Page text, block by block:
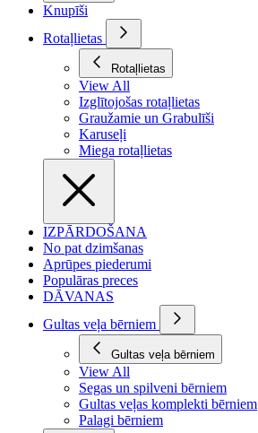
Knupīši
Rotaļlietas
Rotaļlietas
View All
Izglītojošas rotaļlietas
Graužamie un Grabulīši
Karuseļi
Miega rotaļlietas
IZPĀRDOŠANA
No pat dzimšanas
Aprūpes piederumi
Populāras preces
DĀVANAS
Gultas veļa bērniem
Gultas veļa bērniem
View All
Segas un spilveni bērniem
Gultas veļas komplekti bērniem
Palagi bērniem